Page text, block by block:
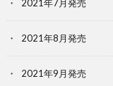
2021年7月発売
2021年8月発売
2021年9月発売